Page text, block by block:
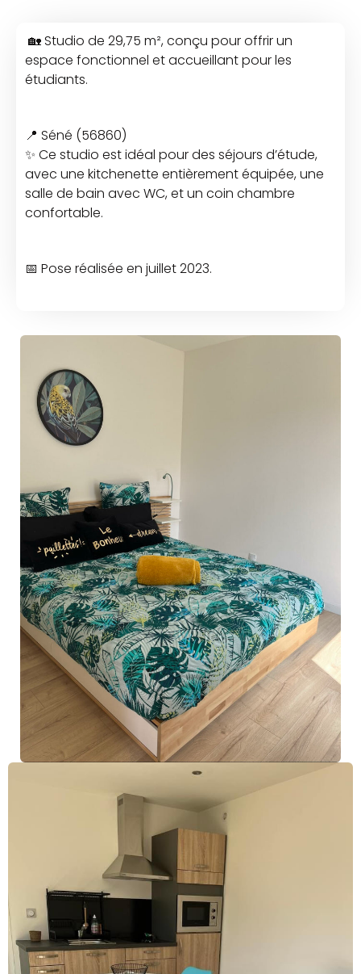
🏡 Studio de 29,75 m², conçu pour offrir un
espace fonctionnel et accueillant pour les
étudiants.
📍 Séné (56860)
✨ Ce studio est idéal pour des séjours d’étude,
avec une kitchenette entièrement équipée, une
salle de bain avec WC, et un coin chambre
confortable.
📅 Pose réalisée en juillet 2023.